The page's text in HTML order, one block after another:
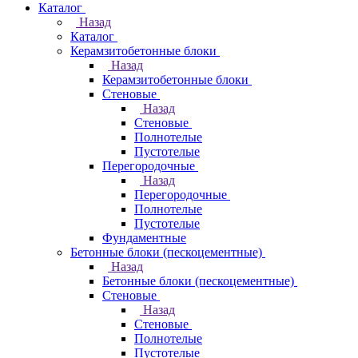
Каталог
Назад
Каталог
Керамзитобетонные блоки
Назад
Керамзитобетонные блоки
Стеновые
Назад
Стеновые
Полнотелые
Пустотелые
Перегородочные
Назад
Перегородочные
Полнотелые
Пустотелые
Фундаментные
Бетонные блоки (пескоцементные)
Назад
Бетонные блоки (пескоцементные)
Стеновые
Назад
Стеновые
Полнотелые
Пустотелые